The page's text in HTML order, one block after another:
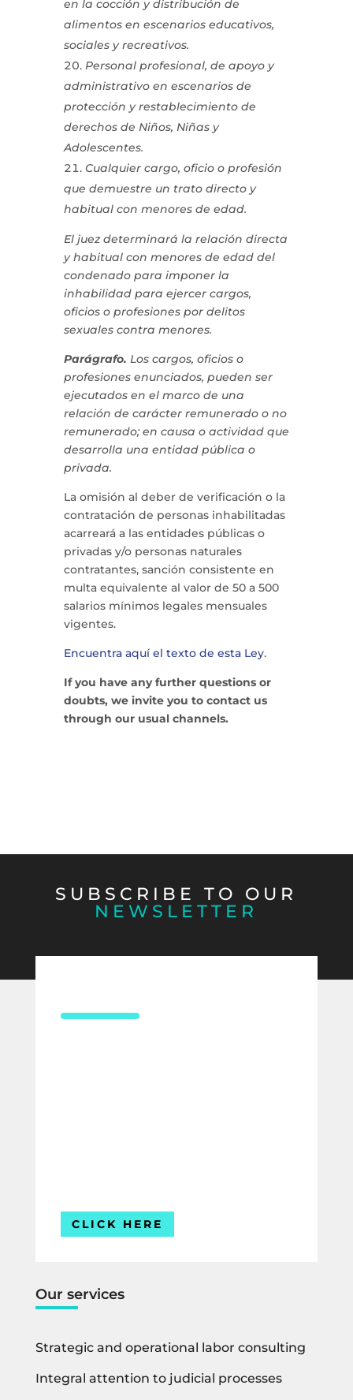
en la cocción y distribución de
alimentos en escenarios educativos,
sociales y recreativos.
Personal profesional, de apoyo y
administrativo en escenarios de
protección y restablecimiento de
derechos de Niños, Niñas y
Adolescentes.
Cualquier cargo, oficio o profesión
que demuestre un trato directo y
habitual con menores de edad.
El juez determinará la relación directa
y habitual con menores de edad del
condenado para imponer la
inhabilidad para ejercer cargos,
oficios o profesiones por delitos
sexuales contra menores.
Parágrafo. Los cargos, oficios o
profesiones enunciados, pueden ser
ejecutados en el marco de una
relación de carácter remunerado o no
remunerado; en causa o actividad que
desarrolla una entidad pública o
privada.
La omisión al deber de verificación o la
contratación de personas inhabilitadas
acarreará a las entidades públicas o
privadas y/o personas naturales
contratantes, sanción consistente en
multa equivalente al valor de 50 a 500
salarios mínimos legales mensuales
vigentes.
Encuentra aquí el texto de esta Ley.
If you have any further questions or
doubts, we invite you to contact us
through our usual channels.
SUBSCRIBE TO OUR
NEWSLETTER
CLICK HERE
Our services
Strategic and operational labor consulting
Integral attention to judicial processes